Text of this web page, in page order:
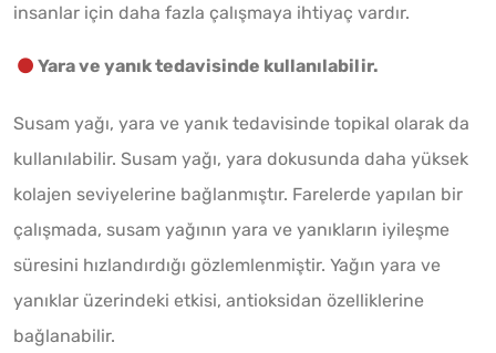
insanlar için daha fazla çalışmaya ihtiyaç vardır.
Yara ve yanık tedavisinde kullanılabilir.
Susam yağı, yara ve yanık tedavisinde topikal olarak da
kullanılabilir. Susam yağı, yara dokusunda daha yüksek
kolajen seviyelerine bağlanmıştır. Farelerde yapılan bir
çalışmada, susam yağının yara ve yanıkların iyileşme
süresini hızlandırdığı gözlemlenmiştir. Yağın yara ve
yanıklar üzerindeki etkisi, antioksidan özelliklerine
bağlanabilir.